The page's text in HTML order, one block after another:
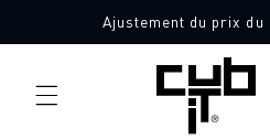
directement
au contenu
Ajustement du prix du